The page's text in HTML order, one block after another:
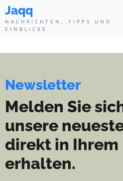
Jaqq -
Jaqq
NACHRICHTEN, TIPPS UND
EINBLICKE
Newsletter
Melden Sie
unsere
direkt in Ihrem
erhalten.